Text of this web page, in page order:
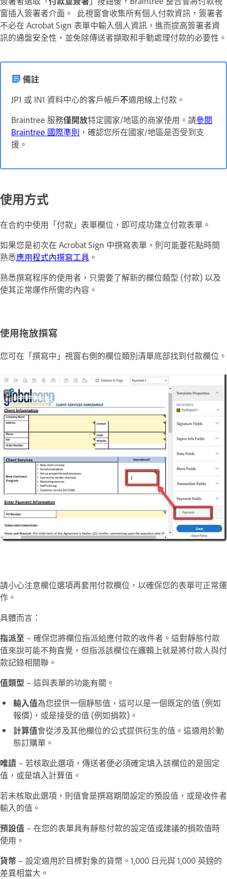
窗插入簽署者介面。 此視窗會收集所有個人付款資訊，簽署者
不必在 Acrobat Sign 表單中輸入個人資訊，進而提高簽署者資
訊的通盤安全性，並免除傳送者擷取和手動處理付款的必要性。
備註
JP1 或 IN1 資料中心的客戶帳戶不適用線上付款。
Braintree 服務僅開放特定國家/地區的商家使用。請參閱
Braintree 國際準則 ，確認您所在國家/地區是否受到支
援。
使用方式
在合約中使用 「付款」 表單欄位，即可成功建立付款表單。
如果您是初次在 Acrobat Sign 中撰寫表單，則可能要花點時間
熟悉應用程式內撰寫工具 。
熟悉撰寫程序的使用者，只需要了解新的欄位類型 (付款) 以及
使其正常運作所需的內容。
使用拖放撰寫
您可在「撰寫中 」視窗右側的欄位類別清單底部找到付款欄位。
請小心注意欄位選項再套用付款欄位，以確保您的表單可正常運
作。
具體而言：
指派至 – 確保您將欄位指派給應付款的收件者。這對靜態付款
值來說可能不夠直覺，但指派該欄位在邏輯上就是將付款人與付
款記錄相關聯。
值類型 – 這與表單的功能有關。
輸入值為您提供一個靜態值，這可以是一個既定的值 (例如
報價)，或是接受的值 (例如捐款)。
計算值會從涉及其他欄位的公式提供衍生的值。這適用於動
態訂購單。
唯讀 – 若核取此選項，傳送者便必須確定填入該欄位的是固定
值，或是填入計算值。
若未核取此選項，則值會是撰寫期間設定的預設值，或是收件者
輸入的值。
預設值 – 在您的表單具有靜態付款的設定值或建議的捐款值時
使用。
貨幣 – 設定適用於目標對象的貨幣。1,000 日元與 1,000 英鎊的
差異相當大。